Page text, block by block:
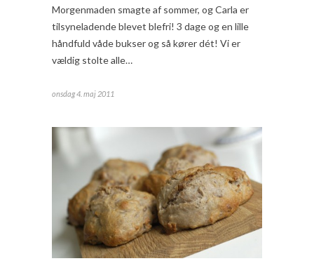
Morgenmaden smagte af sommer, og Carla er
tilsyneladende blevet blefri! 3 dage og en lille
håndfuld våde bukser og så kører dét! Vi er
vældig stolte alle…
onsdag 4. maj 2011